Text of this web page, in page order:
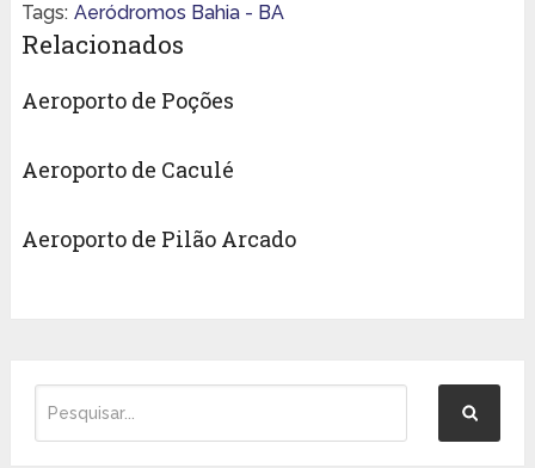
Tags: Aeródromos Bahia - BA
Relacionados
Aeroporto de Poções
Aeroporto de Caculé
Aeroporto de Pilão Arcado